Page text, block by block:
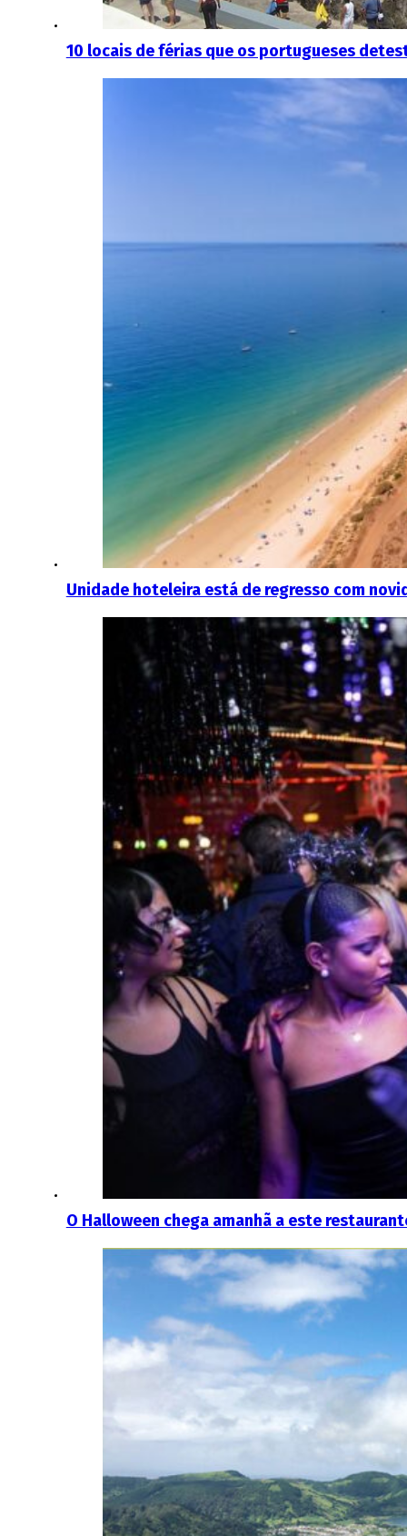
10 locais de férias que os portugueses
Unidade hoteleira está de regresso com
O Halloween chega amanhã a este